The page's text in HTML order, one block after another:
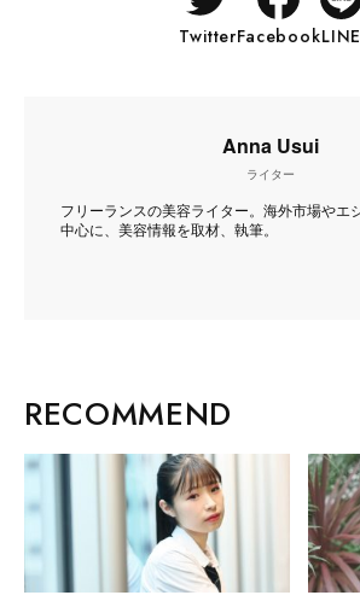
TwitterFacebookLINE
Anna Usui
ライター
フリーランスの美容ライター。海外市場やエ
中心に、美容情報を取材、執筆。
RECOMMEND